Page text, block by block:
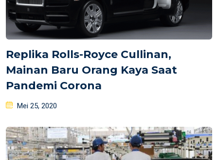
Replika Rolls-Royce Cullinan,
Mainan Baru Orang Kaya Saat
Pandemi Corona
Posted
Mei 25, 2020